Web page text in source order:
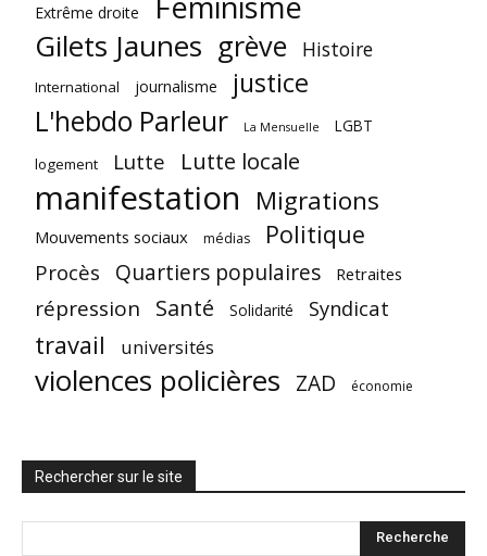
Extrême droite
Gilets Jaunes grève Histoire
International journalisme justice
L'hebdo Parleur La Mensuelle
LGBT
logement
Lutte Lutte locale
manifestation Migrations
Mouvements sociaux médias Politique
Procès Quartiers populaires Retraites
répression Santé Solidarité Syndicat
travail universités
violences policières ZAD économie
Rechercher sur le site